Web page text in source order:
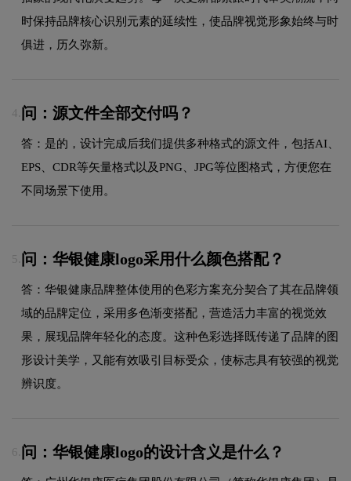
时保持品牌核心识别元素的延续性，使品牌视觉形象始终与时
俱进，历久弥新。
4. 问：源文件全部交付吗？
答：是的，设计完成后我们提供多种格式的源文件，包括AI、
EPS、CDR等矢量格式以及PNG、JPG等位图格式，方便您在
不同场景下使用。
5. 问：华银健康logo采用什么颜色搭配？
答：华银健康品牌整体使用的色彩方案充分契合了其在品牌领
域的品牌定位，采用多色渐变搭配，营造活力丰富的视觉效
果，展现品牌年轻化的态度。这种色彩选择既传递了品牌的图
形设计美学，又能有效吸引目标受众，使标志具有较强的视觉
辨识度。
6. 问：华银健康logo的设计含义是什么？